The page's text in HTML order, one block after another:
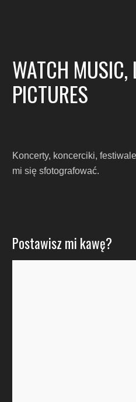
WATCH MUSIC,
PICTURES
Koncerty, koncerciki,
mi się sfotografować.
Postawisz mi kawę?